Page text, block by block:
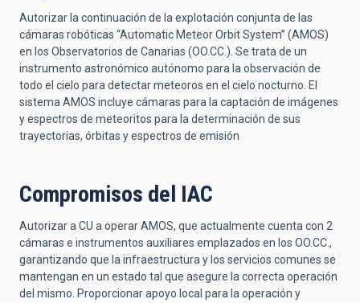
Autorizar la continuación de la explotación conjunta de las
cámaras robóticas “Automatic Meteor Orbit System” (AMOS)
en los Observatorios de Canarias (OO.CC.). Se trata de un
instrumento astronómico autónomo para la observación de
todo el cielo para detectar meteoros en el cielo nocturno. El
sistema AMOS incluye cámaras para la captación de imágenes
y espectros de meteoritos para la determinación de sus
trayectorias, órbitas y espectros de emisión
Compromisos del IAC
Autorizar a CU a operar AMOS, que actualmente cuenta con 2
cámaras e instrumentos auxiliares emplazados en los OO.CC.,
garantizando que la infraestructura y los servicios comunes se
mantengan en un estado tal que asegure la correcta operación
del mismo. Proporcionar apoyo local para la operación y